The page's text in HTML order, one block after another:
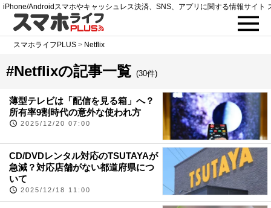
iPhone/Androidスマホやキャッシュレス決済、SNS、アプリに関する情報サイト
スマホライフPLUS > Netflix
#Netflixの記事一覧 (30件)
薄型テレビは「配信を見る箱」へ？
所有率9割時代の意外な使われ方
2025/12/20 07:00
CD/DVDレンタル対応のTSUTAYAが
急減？対応店舗がない都道府県につ
いて
2025/12/18 11:00